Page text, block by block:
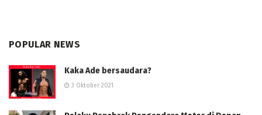
POPULAR NEWS
Kaka Ade bersaudara?
3 Oktober 2021